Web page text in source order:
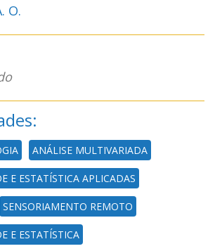
O.
ANÁLISE MULTIVARIADA
E ESTATÍSTICA APLICADAS
SENSORIAMENTO REMOTO
E ESTATÍSTICA